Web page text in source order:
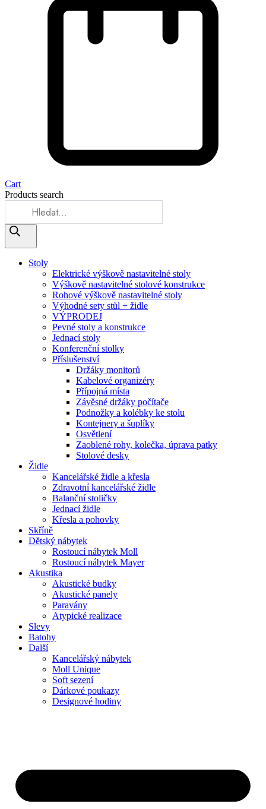
Cart
Products search
Stoly
Elektrické výškově nastavitelné stoly
Výškově nastavitelné stolové konstrukce
Rohové výškově nastavitelné stoly
Výhodné sety stůl + židle
VÝPRODEJ
Pevné stoly a konstrukce
Jednací stoly
Konferenční stolky
Příslušenství
Držáky monitorů
Kabelové organizéry
Přípojná místa
Závěsné držáky počítače
Podnožky a kolébky ke stolu
Kontejnery a šuplíky
Osvětlení
Zaoblené rohy, kolečka, úprava patky
Stolové desky
Židle
Kancelářské židle a křesla
Zdravotní kancelářské židle
Balanční stoličky
Jednací židle
Křesla a pohovky
Skříně
Dětský nábytek
Rostoucí nábytek Moll
Rostoucí nábytek Mayer
Akustika
Akustické budky
Akustické panely
Paravány
Atypické realizace
Slevy
Batohy
Další
Kancelářský nábytek
Moll Unique
Soft sezení
Dárkové poukazy
Designové hodiny